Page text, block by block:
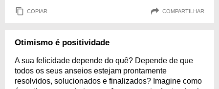
COPIAR COMPARTILHAR
Otimismo é positividade
A sua felicidade depende do quê? Depende de que
todos os seus anseios estejam prontamente
resolvidos, solucionados e finalizados? Imagine como